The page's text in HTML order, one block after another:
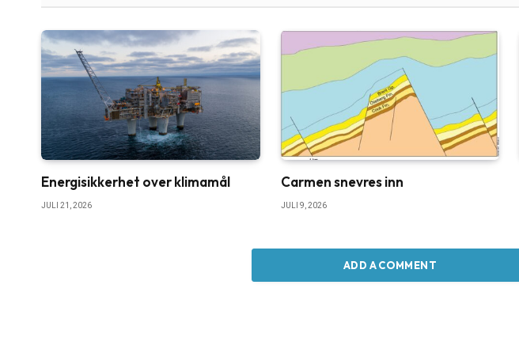
Energisikkerhet over klimamål
JULI 21, 2026
Carmen snevres inn
JULI 9, 2026
ADD A COMMENT